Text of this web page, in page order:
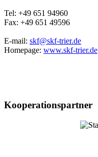
Tel: +49 651 94960
Fax: +49 651 49596
E-mail: skf@skf-trier.de
Homepage: www.skf-trier.de
Kooperationspartner